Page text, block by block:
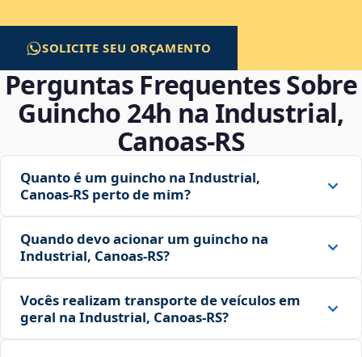
SOLICITE SEU ORÇAMENTO
Perguntas Frequentes Sobre
Guincho 24h na Industrial,
Canoas‑RS
Quanto é um guincho na Industrial,
Canoas‑RS perto de mim?
Quando devo acionar um guincho na
Industrial, Canoas‑RS?
Vocês realizam transporte de veículos em
geral na Industrial, Canoas‑RS?